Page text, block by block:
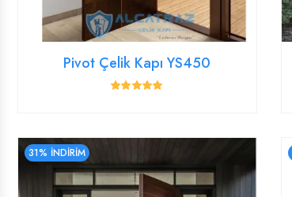
Pivot Çelik Kapı YS450
31% İNDİRİM